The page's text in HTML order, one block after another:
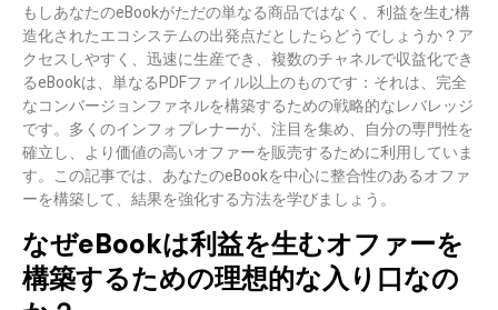
もしあなたのeBookがただの単なる商品ではなく、利益を生む構
造化されたエコシステムの出発点だとしたらどうでしょうか？ア
クセスしやすく、迅速に生産でき、複数のチャネルで収益化でき
るeBookは、単なるPDFファイル以上のものです：それは、完全
なコンバージョンファネルを構築するための戦略的なレバレッジ
です。多くのインフォプレナーが、注目を集め、自分の専門性を
確立し、より価値の高いオファーを販売するために利用していま
す。 この記事では、あなたのeBookを中心に整合性のあるオファ
ーを構築して、結果を強化する方法を学びましょう。
なぜeBookは利益を生むオファーを
構築するための理想的な入り口なの